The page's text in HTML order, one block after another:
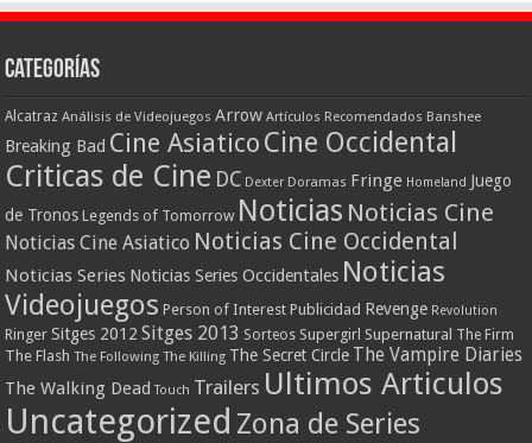
Categorías
Alcatraz Análisis de Videojuegos Arrow Artículos Recomendados Banshee
Breaking Bad Cine AsiaticoCine Occidental
Criticas de Cine DC Dexter Doramas Fringe Homeland Juego
de Tronos Legends of Tomorrow Noticias Noticias Cine
Noticias Cine Asiatico Noticias Cine Occidental
Noticias Series Noticias Series Occidentales Noticias
Videojuegos Person of Interest Publicidad Revenge Revolution
Ringer Sitges 2012 Sitges 2013 Sorteos Supergirl Supernatural The Firm
The Flash The Following The Killing The Secret Circle The Vampire Diaries
The Walking Dead Touch Trailers Ultimos Articulos
Uncategorized Zona de Series